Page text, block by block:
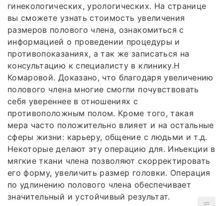
гинекологических, урологических. На странице
вы сможете узнать стоимость увеличения
размеров полового члена, ознакомиться с
информацией о проведении процедуры и
противопоказаниях, а так же записаться на
консультацию к специалисту в клинику.Н
Комаровой. Доказано, что благодаря увеличению
полового члена многие смогли почувствовать
себя увереннее в отношениях с
противоположным полом. Кроме того, такая
мера часто положительно влияет и на остальные
сферы жизни: карьеру, общение с людьми и т.д.
Некоторые делают эту операцию для. Инъекции в
мягкие ткани члена позволяют скорректировать
его форму, увеличить размер головки. Операция
по удлинению полового члена обеспечивает
значительный и устойчивый результат.